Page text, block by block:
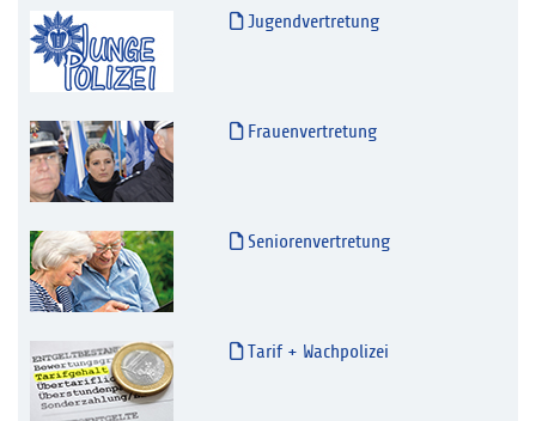
Jugendvertretung
Frauenvertretung
Seniorenvertretung
Tarif + Wachpolizei